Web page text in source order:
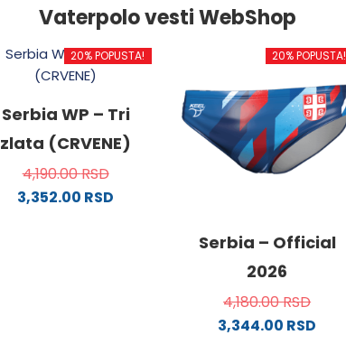
Vaterpolo vesti WebShop
20% POPUSTA!
Serbia WP – Tri
zlata (CRVENE)
4,190.00RSD
3,352.00 RSD
20% POPUSTA!
Serbia – Official
2026
4,180.00RSD
3,344.00 RSD